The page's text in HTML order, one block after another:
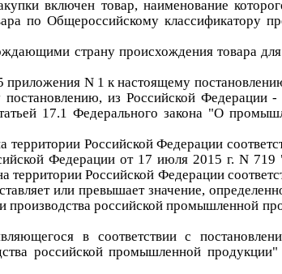
включен товар, наименование
по Общероссийскому классификатору
страну происхождения товара
N 1 к настоящему
из Российской Федерации -
17.1 Федерального закона "О
Российской Федерации
Федерации от 17 июля 2015 г. N
Российской Федерации
или превышает значение,
российской промышленной
в соответствии с
российской промышленной продукции"